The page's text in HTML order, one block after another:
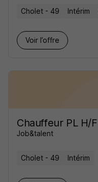
Cholet - 49 Intérim
Voir l’offre
Chauffeur PL H/F
Job&talent
Cholet - 49 Intérim